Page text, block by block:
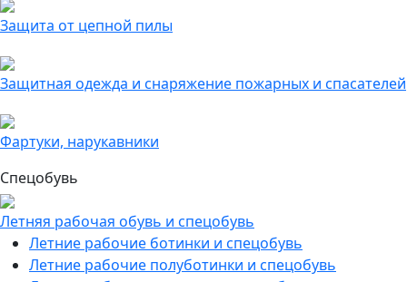
Защита от цепной пилы
Защитная одежда и снаряжение пожарных и спасателей
Фартуки, нарукавники
Спецобувь
Летняя рабочая обувь и спецобувь
Летние рабочие ботинки и спецобувь
Летние рабочие полуботинки и спецобувь